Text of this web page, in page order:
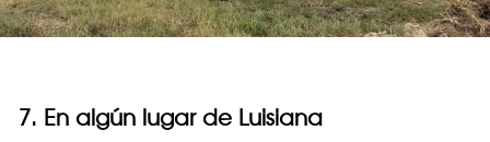
7. En algún lugar de Luisiana